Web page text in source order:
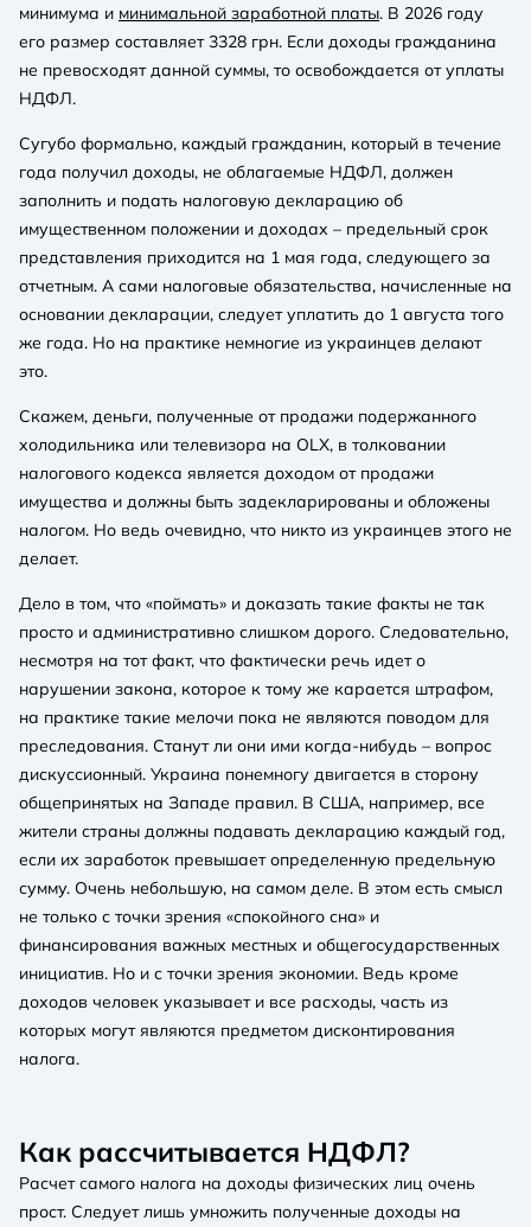
минимума и минимальной заработной платы. В 2026 году
его размер составляет 3328 грн. Если доходы гражданина
не превосходят данной суммы, то освобождается от уплаты
НДФЛ.
Сугубо формально, каждый гражданин, который в течение
года получил доходы, не облагаемые НДФЛ, должен
заполнить и подать налоговую декларацию об
имущественном положении и доходах – предельный срок
представления приходится на 1 мая года, следующего за
отчетным. А сами налоговые обязательства, начисленные на
основании декларации, следует уплатить до 1 августа того
же года. Но на практике немногие из украинцев делают
это.
Скажем, деньги, полученные от продажи подержанного
холодильника или телевизора на OLX, в толковании
налогового кодекса является доходом от продажи
имущества и должны быть задекларированы и обложены
налогом. Но ведь очевидно, что никто из украинцев этого не
делает.
Дело в том, что «поймать» и доказать такие факты не так
просто и административно слишком дорого. Следовательно,
несмотря на тот факт, что фактически речь идет о
нарушении закона, которое к тому же карается штрафом,
на практике такие мелочи пока не являются поводом для
преследования. Станут ли они ими когда-нибудь – вопрос
дискуссионный. Украина понемногу двигается в сторону
общепринятых на Западе правил. В США, например, все
жители страны должны подавать декларацию каждый год,
если их заработок превышает определенную предельную
сумму. Очень небольшую, на самом деле. В этом есть смысл
не только с точки зрения «спокойного сна» и
финансирования важных местных и общегосударственных
инициатив. Но и с точки зрения экономии. Ведь кроме
доходов человек указывает и все расходы, часть из
которых могут являются предметом дисконтирования
налога.
Как рассчитывается НДФЛ?
Расчет самого налога на доходы физических лиц очень
прост. Следует лишь умножить полученные доходы на